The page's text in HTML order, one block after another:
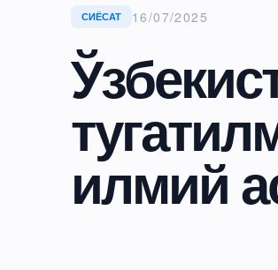
СИЁСАТ 16/07/2025
илмий